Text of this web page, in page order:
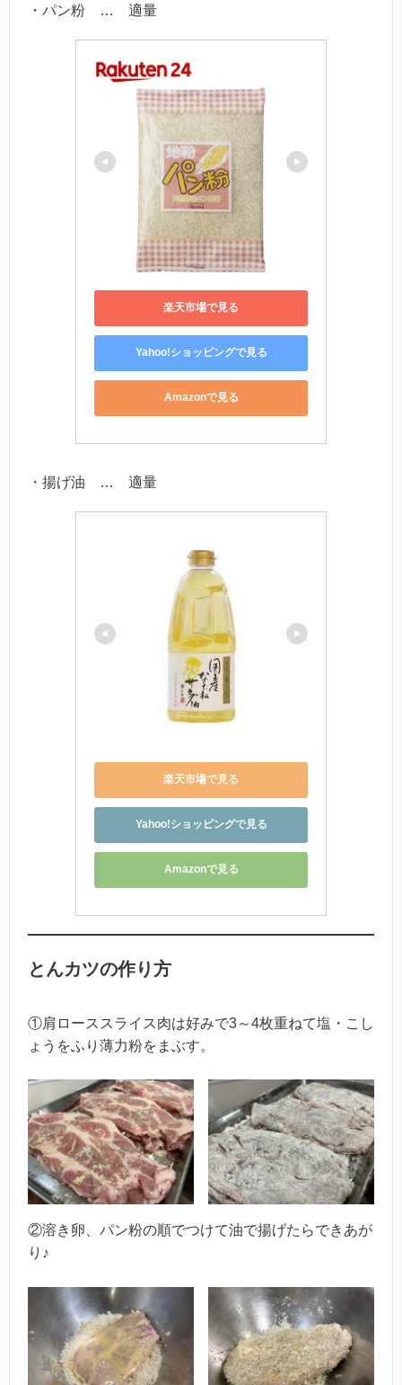
・パン粉 … 適量
楽天市場で見る
Yahoo!ショッピングで見る
Amazonで見る
・揚げ油 … 適量
楽天市場で見る
Yahoo!ショッピングで見る
Amazonで見る
とんカツの作り方
①肩ローススライス肉は好みで3～4枚重ねて塩・こし
ょうをふり薄力粉をまぶす。
②溶き卵、パン粉の順でつけて油で揚げたらできあが
り♪